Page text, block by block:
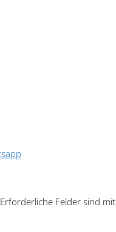
Erforderliche Felder sind mit